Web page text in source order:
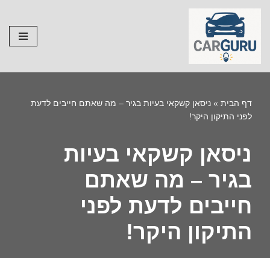
Skip
to
content
דף הבית » ניסאן קשקאי בעיות בגיר – מה שאתם חייבים לדעת
לפני התיקון היקר!
ניסאן קשקאי בעיות
בגיר – מה שאתם
חייבים לדעת לפני
התיקון היקר!